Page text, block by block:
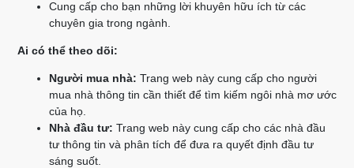
Cung cấp cho bạn những lời khuyên hữu ích từ các
chuyên gia trong ngành.
Ai có thể theo dõi:
Người mua nhà: Trang web này cung cấp cho người
mua nhà thông tin cần thiết để tìm kiếm ngôi nhà mơ ước
của họ.
Nhà đầu tư: Trang web này cung cấp cho các nhà đầu
tư thông tin và phân tích để đưa ra quyết định đầu tư
sáng suốt.